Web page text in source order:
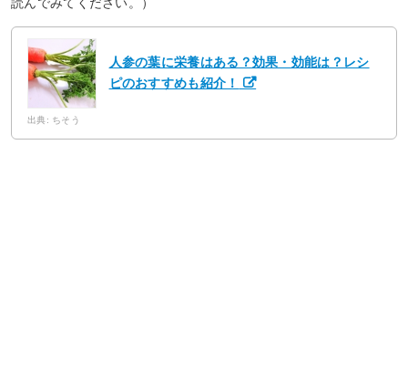
人参の葉に栄養はある？効果・効能は？レシ
ピのおすすめも紹介！
出典: ちそう